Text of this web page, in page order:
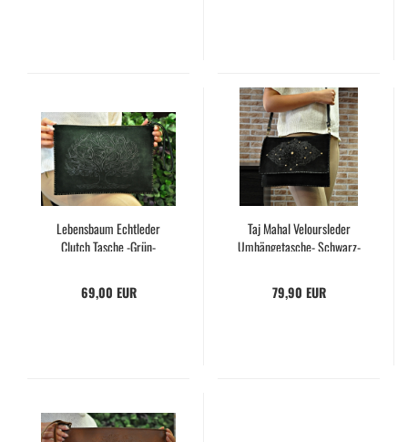
Le­bens­baum Echt­le­der
Clutch Ta­sche -​Grün-
69,00 EUR
Taj Mahal Ve­lours­le­der
Umhängetasche-​​ Schwarz-​​
79,90 EUR